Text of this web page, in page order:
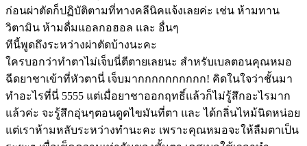
ก่อนผ่าตัดก็ปฏิบัติตามที่ทางคลีนิคแจ้งเลยค่ะ เช่น ห้ามทาน
วิตามิน ห้ามดื่มแอลกอฮอล และ อื่นๆ
ทีนี้พูดถึงระหว่างผ่าตัดบ้างนะคะ
ใครบอกว่าทำตาไม่เจ็บนี่ตีตายเลยนะ สำหรับเบลตอนคุณหมอ
ฉีดยาชาเข้าที่หัวตานี่ เจ็บมากกกกกกกกกก! คิดในใจว่าชั้นมา
ทำอะไรที่นี่ 5555 แต่เมื่อยาชาออกฤทธิ์แล้วก็ไม่รู้สึกอะไรมาก
แล้วค่ะ จะรู้สึกอุ่นๆตอนดูดไขมันที่ตา และ ได้กลิ่นไหม้นิดหน่อย
แต่เราห้ามหลับระหว่างทำนะคะ เพราะคุณหมอจะให้ลืมตาเป็น